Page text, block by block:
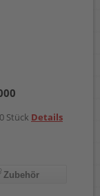
Stück Details
Zubehör